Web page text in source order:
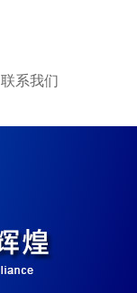
联系我们